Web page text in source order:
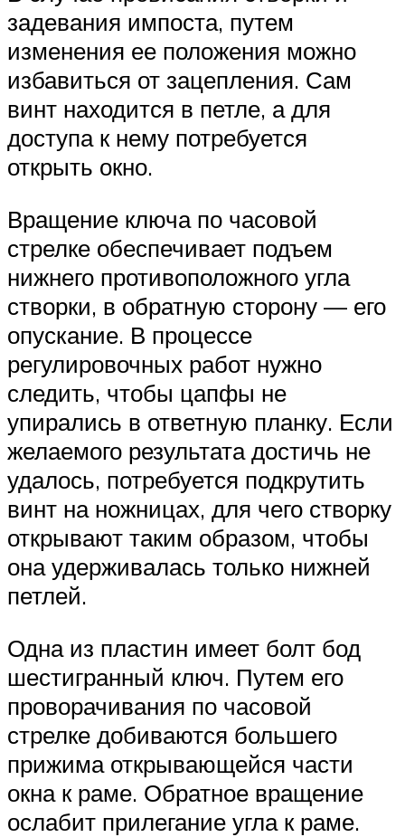
задевания импоста, путем
изменения ее положения можно
избавиться от зацепления. Сам
винт находится в петле, а для
доступа к нему потребуется
открыть окно.
Вращение ключа по часовой
стрелке обеспечивает подъем
нижнего противоположного угла
створки, в обратную сторону — его
опускание. В процессе
регулировочных работ нужно
следить, чтобы цапфы не
упирались в ответную планку. Если
желаемого результата достичь не
удалось, потребуется подкрутить
винт на ножницах, для чего створку
открывают таким образом, чтобы
она удерживалась только нижней
петлей.
Одна из пластин имеет болт бод
шестигранный ключ. Путем его
проворачивания по часовой
стрелке добиваются большего
прижима открывающейся части
окна к раме. Обратное вращение
ослабит прилегание угла к раме.